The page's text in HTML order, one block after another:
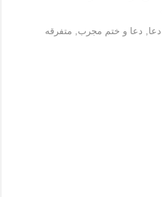
دعا, دعا و ختم مجرب, متفرقه